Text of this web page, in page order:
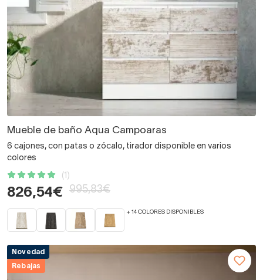
Mueble de baño Aqua Campoaras
6 cajones, con patas o zócalo, tirador disponible en varios
colores
(1)
826,54€ 995,83€
+ 14 COLORES DISPONIBLES
Novedad
Rebajas